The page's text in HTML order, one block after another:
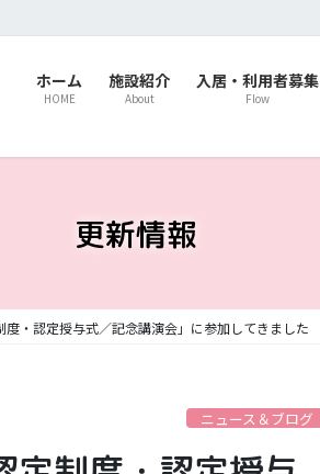
ホーム
HOME
施設紹介
About
入居・利用者募集
Flow
更新情報
度・認定授与式／記念講演会」に参加してきました
ニュース＆ブログ